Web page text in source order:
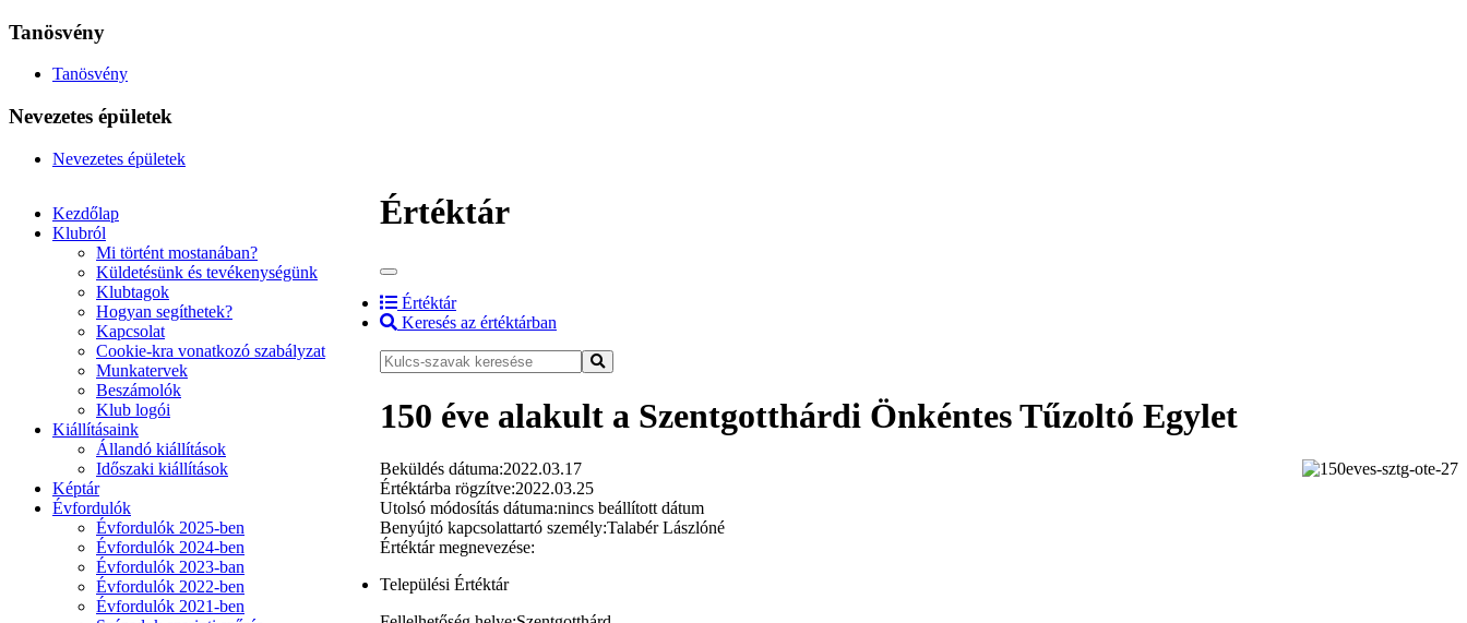
Tanösvény
Tanösvény
Nevezetes épületek
Nevezetes épületek
Kezdőlap
Klubról
Mi történt mostanában?
Küldetésünk és tevékenységünk
Klubtagok
Hogyan segíthetek?
Kapcsolat
Cookie-kra vonatkozó szabályzat
Munkatervek
Beszámolók
Klub logói
Kiállításaink
Állandó kiállítások
Időszaki kiállítások
Képtár
Évfordulók
Évfordulók 2025-ben
Évfordulók 2024-ben
Évfordulók 2023-ban
Évfordulók 2022-ben
Évfordulók 2021-ben
Értéktár
Értéktár
Keresés az értéktárban
150 éve alakult a Szentgotthárdi Önkéntes Tűzoltó Egylet
Beküldés dátuma:2022.03.17
Értéktárba rögzítve:2022.03.25
Utolsó módosítás dátuma:nincs beállított dátum
Benyújtó kapcsolattartó személy:Talabér Lászlóné
Értéktár megnevezése:
Települési Értéktár